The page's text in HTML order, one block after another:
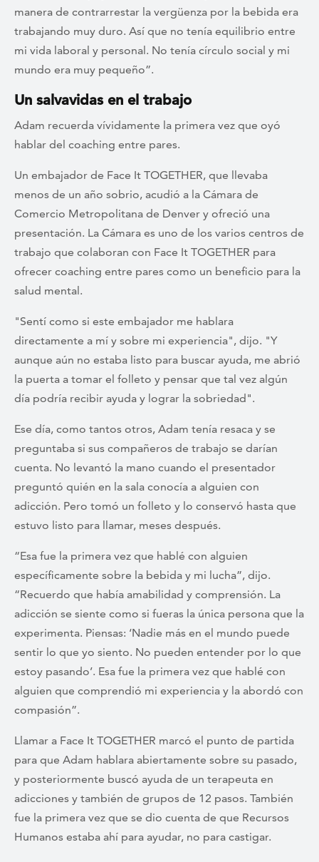
manera de contrarrestar la vergüenza por la bebida era
trabajando muy duro. Así que no tenía equilibrio entre
mi vida laboral y personal. No tenía círculo social y mi
mundo era muy pequeño”.
Un salvavidas en el trabajo
Adam recuerda vívidamente la primera vez que oyó
hablar del coaching entre pares.
Un embajador de Face It TOGETHER, que llevaba
menos de un año sobrio, acudió a la Cámara de
Comercio Metropolitana de Denver y ofreció una
presentación. La Cámara es uno de los varios centros de
trabajo que colaboran con Face It TOGETHER para
ofrecer coaching entre pares como un beneficio para la
salud mental.
"Sentí como si este embajador me hablara
directamente a mí y sobre mi experiencia", dijo. "Y
aunque aún no estaba listo para buscar ayuda, me abrió
la puerta a tomar el folleto y pensar que tal vez algún
día podría recibir ayuda y lograr la sobriedad".
Ese día, como tantos otros, Adam tenía resaca y se
preguntaba si sus compañeros de trabajo se darían
cuenta. No levantó la mano cuando el presentador
preguntó quién en la sala conocía a alguien con
adicción. Pero tomó un folleto y lo conservó hasta que
estuvo listo para llamar, meses después.
“Esa fue la primera vez que hablé con alguien
específicamente sobre la bebida y mi lucha”, dijo.
“Recuerdo que había amabilidad y comprensión. La
adicción se siente como si fueras la única persona que la
experimenta. Piensas: ‘Nadie más en el mundo puede
sentir lo que yo siento. No pueden entender por lo que
estoy pasando’. Esa fue la primera vez que hablé con
alguien que comprendió mi experiencia y la abordó con
compasión”.
Llamar a Face It TOGETHER marcó el punto de partida
para que Adam hablara abiertamente sobre su pasado,
y posteriormente buscó ayuda de un terapeuta en
adicciones y también de grupos de 12 pasos. También
fue la primera vez que se dio cuenta de que Recursos
Humanos estaba ahí para ayudar, no para castigar.